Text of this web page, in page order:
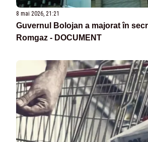
8 mai 2026, 21:21
Guvernul Bolojan a majorat în
Romgaz - DOCUMENT